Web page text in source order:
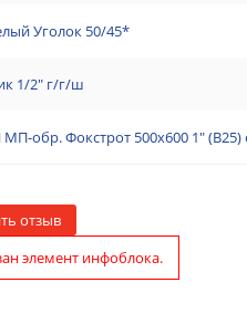
Уголок 50/45*
1/2" г/г/ш
обр. Фокстрот 500х600 1"
отзыв
элемент инфоблока.